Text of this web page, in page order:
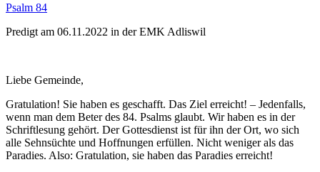
Psalm 84
Predigt am 06.11.2022 in der EMK Adliswil
Liebe Gemeinde,
Grat­u­la­tion! Sie haben es geschafft. Das Ziel erre­icht! – Jeden­falls,
wenn man dem Beter des 84. Psalms glaubt. Wir haben es in der
Schriftle­sung gehört. Der Gottes­di­enst ist für ihn der Ort, wo sich
alle Sehn­süchte und Hoff­nun­gen erfüllen. Nicht weniger als das
Paradies. Also: Grat­u­la­tion, sie haben das Paradies erreicht!